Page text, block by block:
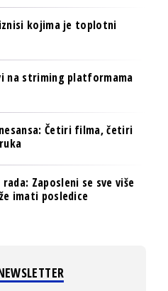
kojima je toplotni
na striming platformama
Četiri filma, četiri
Zaposleni se sve više
imati posledice